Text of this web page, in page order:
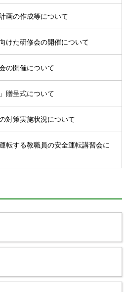
画の作成等について
けた研修会の開催について
の開催について
贈呈式について
対策実施状況について
転する教職員の安全運転講習会に